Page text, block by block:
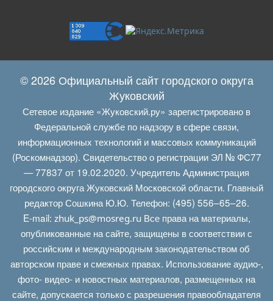
© 2026 Официальный сайт городского округа
Жуковский
Сетевое издание «Жуковский.ру» зарегистрировано в
Федеральной службе по надзору в сфере связи,
информационных технологий и массовых коммуникаций
(Роскомнадзор). Свидетельство о регистрации ЭЛ № ФС77
— 77837 от 19.02.2020. Учредитель Администрация
городского округа Жуковский Московской области. Главный
редактор Сошкина Ю.Ю. Телефон: (495) 556–65–26.
E‑mail: zhuk_ps@mosreg.ruВсе права на материалы,
опубликованные на сайте, защищены в соответствии с
российским и международным законодательством об
авторском праве и смежных правах. Использование аудио-,
фото- видео- и новостных материалов, размещенных на
сайте, допускается только с разрешения правообладателя